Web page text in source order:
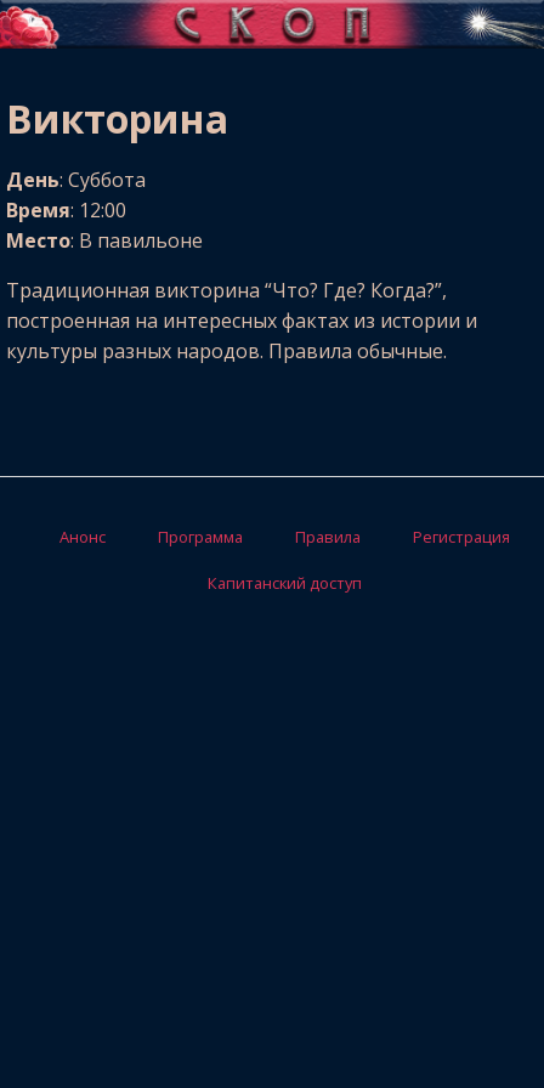
Викторина
День: Суббота
Время: 12:00
Место: В павильоне
Традиционная викторина “Что? Где? Когда?”,
построенная на интересных фактах из истории и
культуры разных народов. Правила обычные.
Анонс Программа Правила Регистрация
Капитанский доступ